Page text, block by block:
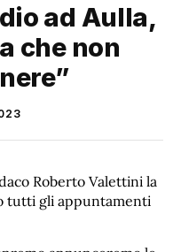
ad Aulla,
che non
Roberto Valettini la
tutti gli appuntamenti